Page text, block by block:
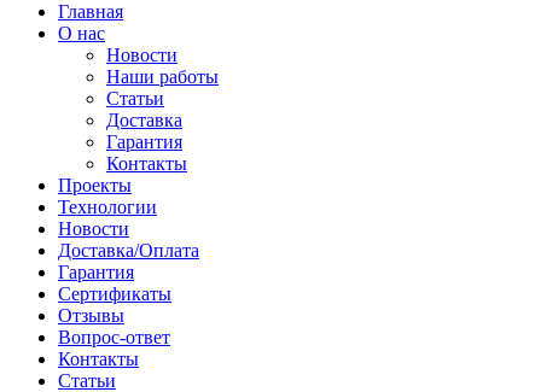
Главная
О нас
Новости
Наши работы
Статьи
Доставка
Гарантия
Контакты
Проекты
Технологии
Новости
Доставка/Оплата
Гарантия
Сертификаты
Отзывы
Вопрос-ответ
Контакты
Статьи